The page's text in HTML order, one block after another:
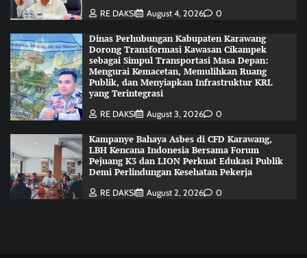
RE DAKSI August 4, 2026 0
Dinas Perhubungan Kabupaten Karawang
Dorong Transformasi Kawasan Cikampek
sebagai Simpul Transportasi Masa Depan:
Mengurai Kemacetan, Memulihkan Ruang
Publik, dan Menyiapkan Infrastruktur KRL
yang Terintegrasi
RE DAKSI August 3, 2026 0
Kampanye Bahaya Asbes di CFD Karawang,
LBH Kencana Indonesia Bersama Forum
Pejuang K3 dan LION Perkuat Edukasi Publik
Demi Perlindungan Kesehatan Pekerja
RE DAKSI August 2, 2026 0